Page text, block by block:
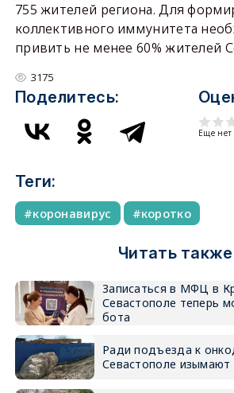
755 жителей региона. Для
коллективного иммунитета
привить не менее 60% жителей
3175
Поделитесь:
Еще нет
Теги:
коронавирус коротко
Читать
Записаться в МФЦ в
Севастополе теперь
бота
Ради подъезда к
Севастополе изымают